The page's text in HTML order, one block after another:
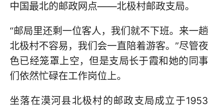
中国最北的邮政网点——北极村邮政支局。
“邮局里还剩一位客人，我们就不下班。来一趟
北极村不容易，我们会一直陪着游客。”尽管夜
色已经笼罩上空，但是支局长于霞和她的同事
们依然忙碌在工作岗位上。
坐落在漠河县北极村的邮政支局成立于1953